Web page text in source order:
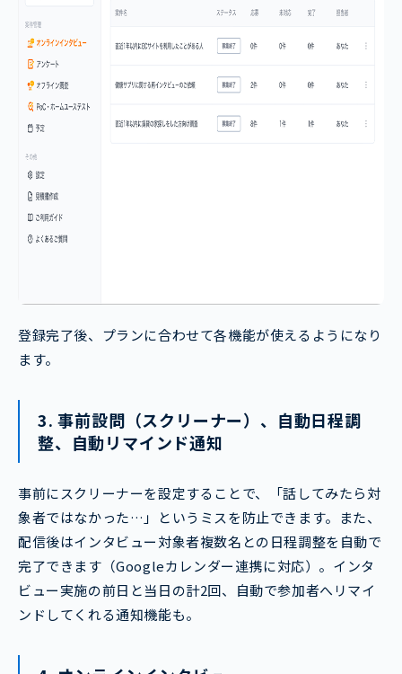
登録完了後、プランに合わせて各機能が使えるようになり
ます。
3. 事前設問（スクリーナー）、自動日程調
整、自動リマインド通知
事前にスクリーナーを設定することで、「話してみたら対
象者ではなかった…」というミスを防止できます。また、
配信後はインタビュー対象者複数名との日程調整を自動で
完了できます（Googleカレンダー連携に対応）。インタ
ビュー実施の前日と当日の計2回、自動で参加者へリマイ
ンドしてくれる通知機能も。